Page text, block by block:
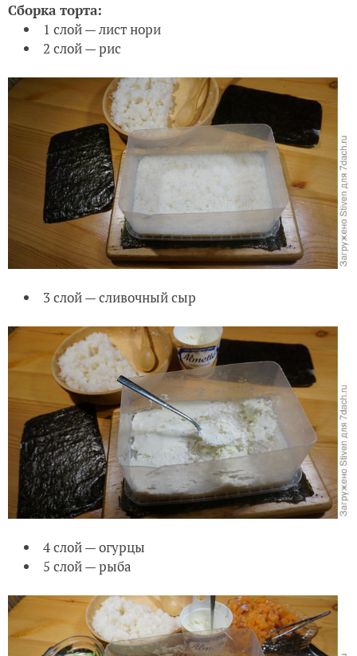
Сборка торта:
1 слой — лист нори
2 слой — рис
3 слой — сливочный сыр
4 слой — огурцы
5 слой — рыба